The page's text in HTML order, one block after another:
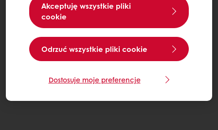
Akceptuję wszystkie pliki
cookie
Odrzuć wszystkie pliki cookie
Dostosuje moje preferencje